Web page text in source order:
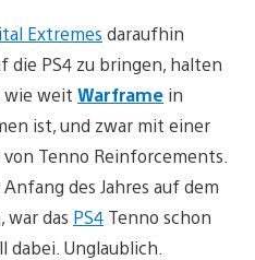
Extremes daraufhin
die PS4 zu bringen, halten
wie weit Warframe in
ist, und zwar mit einer
Tenno Reinforcements.
des Jahres auf dem
war das PS4 Tenno schon
Unglaublich.